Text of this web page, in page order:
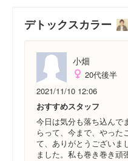
デトックスカラー
小畑
20代後半
2021/11/10 12:06
おすすめスタッフ
今日は気分も落ち込んで
らって、今まで、やった
て、ありがとうございま
ました。私も巻き巻き頑